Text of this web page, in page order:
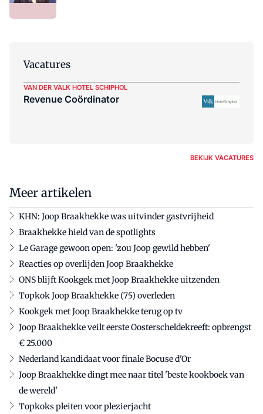
Vacatures
VAN DER VALK HOTEL SCHIPHOL
Revenue Coördinator
BEKIJK VACATURES
Meer artikelen
KHN: Joop Braakhekke was uitvinder gastvrijheid
Braakhekke hield van de spotlights
Le Garage gewoon open: 'zou Joop gewild hebben'
Reacties op overlijden Joop Braakhekke
ONS blijft Kookgek met Joop Braakhekke uitzenden
Topkok Joop Braakhekke (75) overleden
Kookgek met Joop Braakhekke terug op tv
Joop Braakhekke veilt eerste Oosterscheldekreeft: opbrengst
€ 25.000
Nederland kandidaat voor finale Bocuse d'Or
Joop Braakhekke dingt mee naar titel 'beste kookboek van
de wereld'
Topkoks pleiten voor plezierjacht